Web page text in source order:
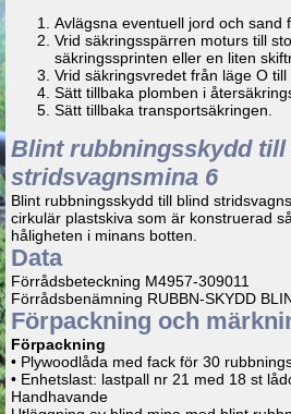
Avlägsna eventuell jord och sand
Vrid säkringsspärren moturs till
säkringssprinten eller en liten
Vrid säkringsvredet från läge O till
Sätt tillbaka plomben i
Sätt tillbaka transportsäkringen.
Blint rubbningsskydd till
stridsvagnsmina 6
Blint rubbningsskydd till blind
cirkulär plastskiva som är konstruerad
håligheten i minans botten.
Data
Förrådsbeteckning M4957-309011
Förrådsbenämning RUBBN-SKYDD
Förpackning och
Förpackning
• Plywoodlåda med fack för 30
• Enhetslast: lastpall nr 21 med 18 st
Handhavande